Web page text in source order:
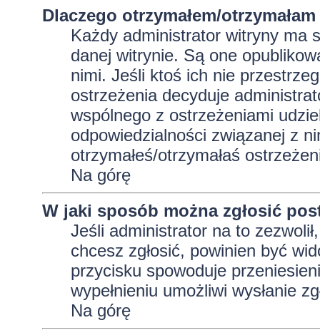
Dlaczego otrzymałem/
Każdy administrator witryny ma
danej witrynie. Są one
nimi. Jeśli ktoś ich nie
ostrzeżenia decyduje
wspólnego z ostrzeżeniami
odpowiedzialności związanej z
otrzymałeś/otrzymałaś
Na górę
W jaki sposób można zgłosić
Jeśli administrator na to
chcesz zgłosić, powinien być
przycisku spowoduje
wypełnieniu umożliwi wysłanie
Na górę